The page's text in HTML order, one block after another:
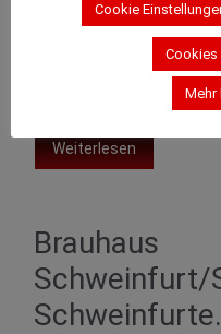
Lager,Lager Dunkel,
Weiterlesen
Brauhaus
Schweinfurt/
Cookie
Cookies
Mehr